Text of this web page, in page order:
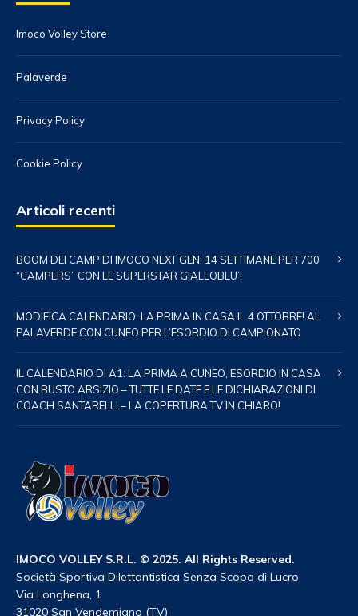
Imoco Volley Store
Palaverde
Privacy Policy
Cookie Policy
Articoli recenti
BOOM DEI CAMP DI IMOCO NEXT GEN: 14 SETTIMANE PER 700
“CAMPERS” CON LE SUPERSTAR GIALLOBLU’!
MODIFICA CALENDARIO: LA PRIMA IN CASA IL 4 OTTOBRE! AL
PALAVERDE CON CUNEO PER L’ESORDIO DI CAMPIONATO
IL CALENDARIO DI A1: LA PRIMA A CUNEO, ESORDIO IN CASA
CON BUSTO ARSIZIO – TUTTE LE DATE E LE DICHIARAZIONI DI
COACH SANTARELLI – LA COPERTURA TV IN CHIARO!
IMOCO VOLLEY S.R.L. © 2025. All Rights Reserved.
Società Sportiva Dilettantistica Senza Scopo di Lucro
Via Longhena, 1
31020 San Vendemiano (TV)